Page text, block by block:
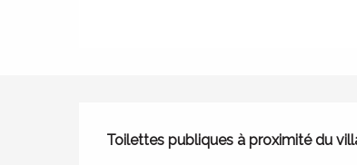
Description
Toilettes publiques à proximité du